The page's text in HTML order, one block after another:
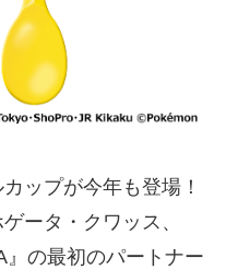
ップが今年も登場！
ータ・クワッス、
』の最初のパートナー